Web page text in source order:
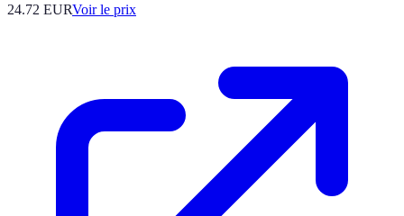
24.72 EURVoir le prix